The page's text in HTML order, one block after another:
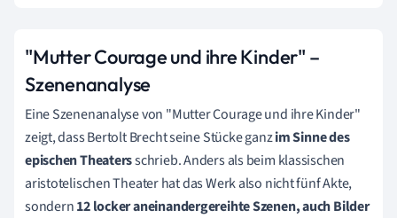
"Mutter Courage und ihre Kinder" –
Szenenanalyse
Eine Szenenanalyse von "Mutter Courage und ihre Kinder"
zeigt, dassBertolt Brecht seine Stücke ganzim Sinne des
epischen Theatersschrieb. Anders als beim klassischen
aristotelischen Theater hat das Werk also nicht fünf Akte,
sondern12 locker aneinandergereihte Szenen, auch Bilder